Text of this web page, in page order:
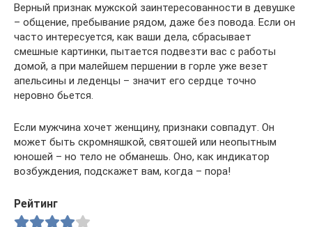
Верный признак мужской заинтересованности в девушке
– общение, пребывание рядом, даже без повода. Если он
часто интересуется, как ваши дела, сбрасывает
смешные картинки, пытается подвезти вас с работы
домой, а при малейшем першении в горле уже везет
апельсины и леденцы – значит его сердце точно
неровно бьется.
Если мужчина хочет женщину, признаки совпадут. Он
может быть скромняшкой, святошей или неопытным
юношей – но тело не обманешь. Оно, как индикатор
возбуждения, подскажет вам, когда – пора!
Рейтинг